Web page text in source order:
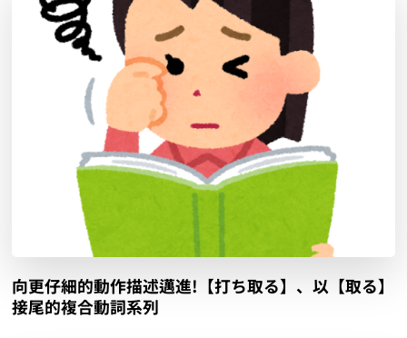
向更仔細的動作描述邁進!【打ち取る】、以【取る】
接尾的複合動詞系列